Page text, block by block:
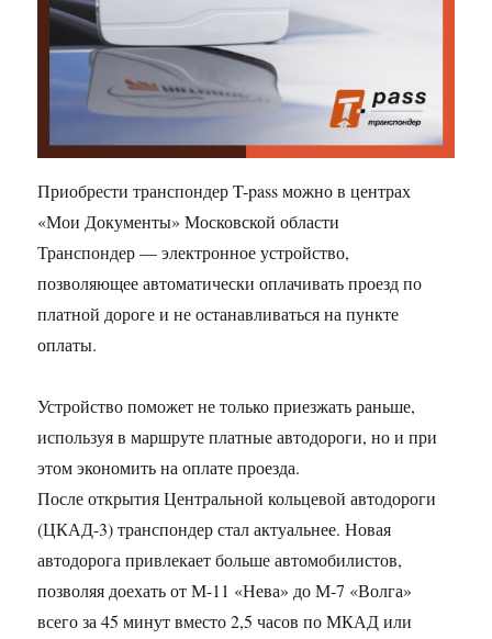
Приобрести транспондер T-pass можно в центрах
«Мои Документы» Московской области
Транспондер — электронное устройство,
позволяющее автоматически оплачивать проезд по
платной дороге и не останавливаться на пункте
оплаты.
Устройство поможет не только приезжать раньше,
используя в маршруте платные автодороги, но и при
этом экономить на оплате проезда.
После открытия Центральной кольцевой автодороги
(ЦКАД-3) транспондер стал актуальнее. Новая
автодорога привлекает больше автомобилистов,
позволяя доехать от М-11 «Нева» до М-7 «Волга»
всего за 45 минут вместо 2,5 часов по МКАД или